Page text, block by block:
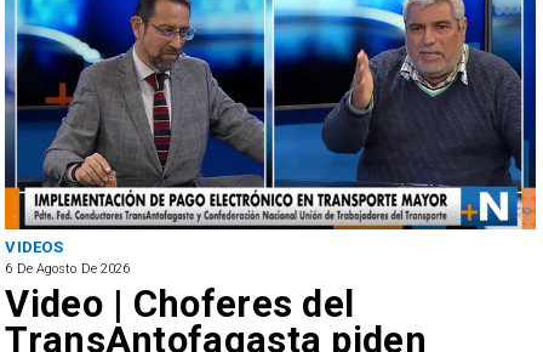
VIDEOS
6 De Agosto De 2026
Video | Choferes del
TransAntofagasta piden